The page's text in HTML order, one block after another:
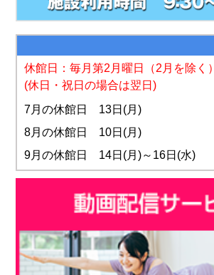
休館日：毎月第2月曜日
（2月を除く）
(休日・祝日の場合は翌日)
7月の休館日 13日(月)
8月の休館日 10日(月)
9月の休館日 14日(月)～16日(水)